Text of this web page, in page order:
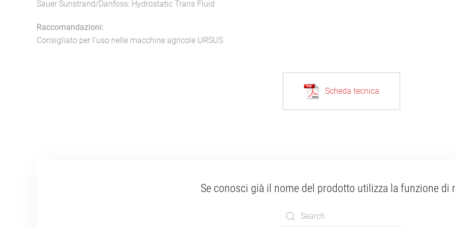
Sauer Sunstrand/Danfoss: Hydrostatic Trans Fluid
Raccomandazioni:
Consigliato per l'uso nelle macchine agricole URSUS
Scheda tecnica
Se conosci già il nome del prodotto utilizza la funzione di